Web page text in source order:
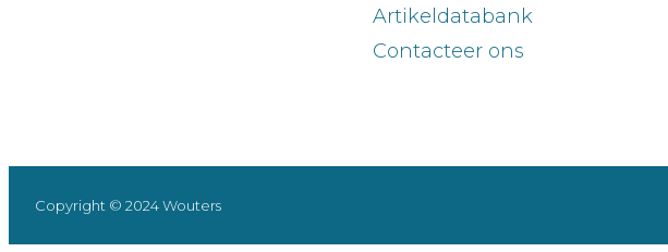
Artikeldatabank
Contacteer ons
Copyright © 2024 Wouters